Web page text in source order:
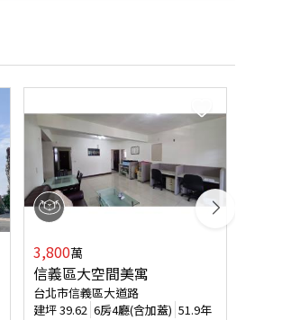
3,800萬
信義區大空間美寓
台北市信義區大道路
建坪39.62 6房4廳(含加蓋) 51.9年